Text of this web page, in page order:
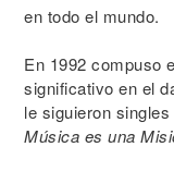
en todo el mundo.
En 1992 compuso
significativo en el
le siguieron
Música es una